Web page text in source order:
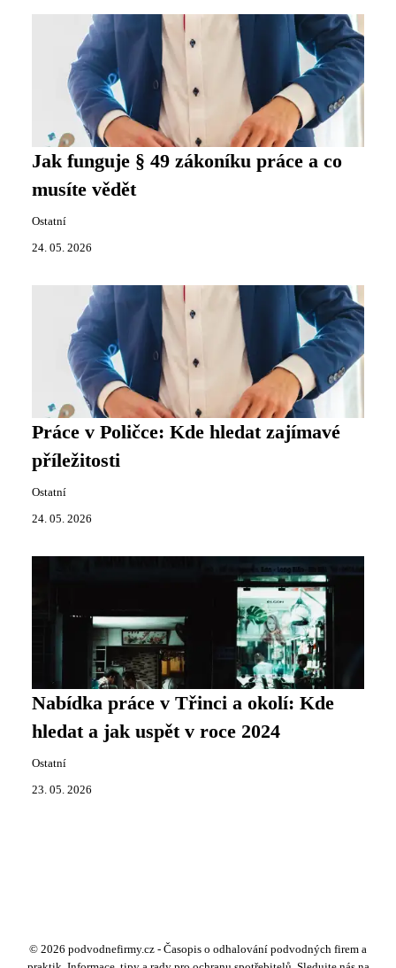
Jak funguje § 49 zákoníku práce a co
musíte vědět
Ostatní
24. 05. 2026
Práce v Poličce: Kde hledat zajímavé
příležitosti
Ostatní
24. 05. 2026
Nabídka práce v Třinci a okolí: Kde
hledat a jak uspět v roce 2024
Ostatní
23. 05. 2026
© 2026 podvodnefirmy.cz - Časopis o odhalování podvodných firem a